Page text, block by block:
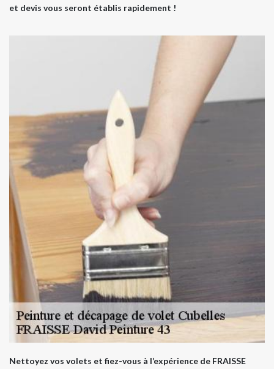
et devis vous seront établis rapidement !
Nettoyez vos volets et fiez-vous à l’expérience de FRAISSE